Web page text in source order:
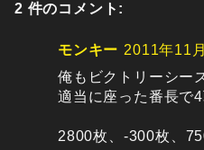
2 件のコメント:
モンキー 2011年11
俺もビクトリーシー
適当に座った番長で4
2800枚、-300枚、